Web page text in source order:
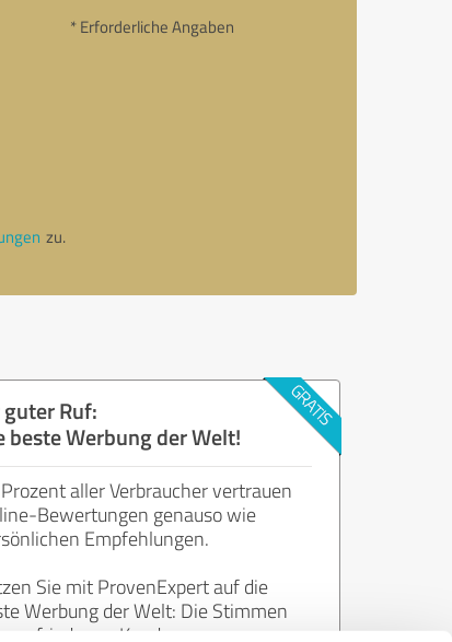
* Erforderliche Angaben
zu.
Ruf:
beste Werbung der Welt!
aller Verbraucher vertrauen
Bewertungen genauso wie
Empfehlungen.
Sie mit ProvenExpert auf die
Werbung der Welt: Die Stimmen
zufriedenen Kunden.